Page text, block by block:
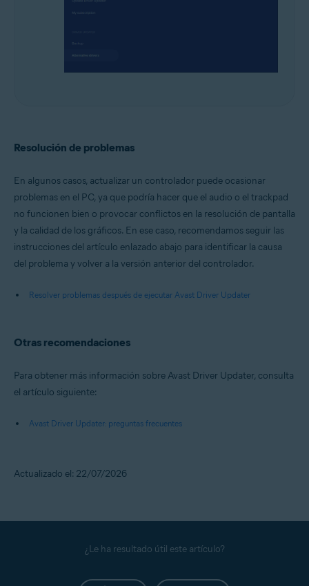
Resolución de problemas
En algunos casos, actualizar un controlador puede ocasionar
problemas en el PC, ya que podría hacer que el audio o el trackpad
no funcionen bien o provocar conflictos en la resolución de pantalla
y la calidad de los gráficos. En ese caso, recomendamos seguir las
instrucciones del artículo enlazado abajo para identificar la causa
del problema y volver a la versión anterior del controlador.
Resolver problemas después de ejecutar Avast Driver Updater
Otras recomendaciones
Para obtener más información sobre Avast Driver Updater, consulta
el artículo siguiente:
Avast Driver Updater: preguntas frecuentes
Actualizado el: 22/07/2026
¿Le ha resultado útil este artículo?